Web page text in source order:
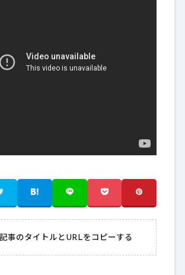
事のタイトルとURLをコピーする